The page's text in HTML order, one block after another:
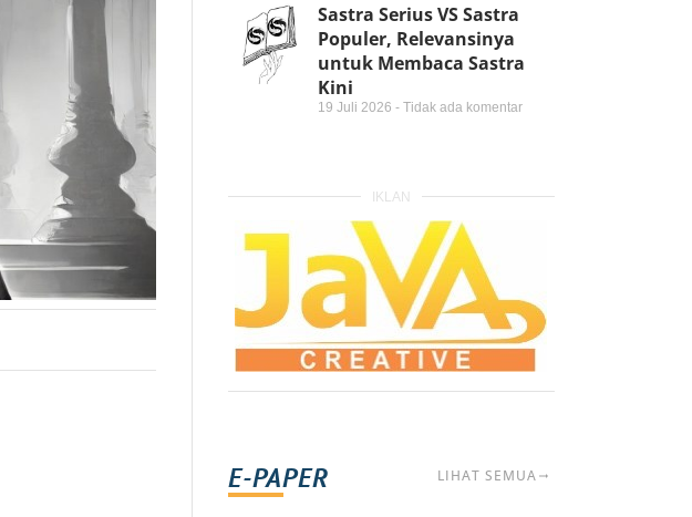
Sastra Serius VS Sastra
Populer, Relevansinya
untuk Membaca Sastra
Kini
19 Juli 2026 Tidak ada komentar
IKLAN
E-PAPER LIHAT SEMUA